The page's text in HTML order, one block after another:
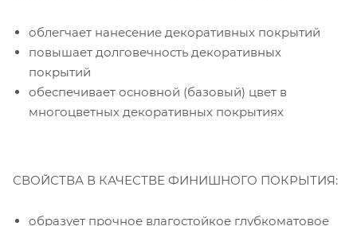
облегчает нанесение декоративных покрытий
повышает долговечность декоративных
покрытий
обеспечивает основной (базовый) цвет в
многоцветных декоративных покрытиях
СВОЙСТВА В КАЧЕСТВЕ ФИНИШНОГО ПОКРЫТИЯ:
образует прочное влагостойкое глубкоматовое